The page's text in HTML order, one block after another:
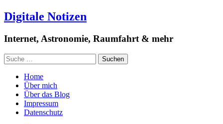
Digitale Notizen
Internet, Astronomie, Raumfahrt & mehr
Home
Über mich
Über das Blog
Impressum
Datenschutz